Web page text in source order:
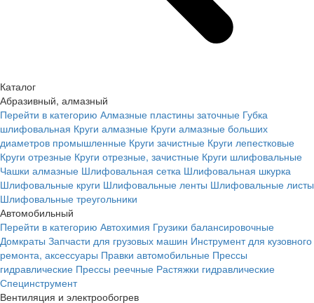
Каталог
Абразивный, алмазный
Перейти в категорию Алмазные пластины заточные Губка
шлифовальная Круги алмазные Круги алмазные больших
диаметров промышленные Круги зачистные Круги лепестковые
Круги отрезные Круги отрезные, зачистные Круги шлифовальные
Чашки алмазные Шлифовальная сетка Шлифовальная шкурка
Шлифовальные круги Шлифовальные ленты Шлифовальные листы
Шлифовальные треугольники
Автомобильный
Перейти в категорию Автохимия Грузики балансировочные
Домкраты Запчасти для грузовых машин Инструмент для кузовного
ремонта, аксессуары Правки автомобильные Прессы
гидравлические Прессы реечные Растяжки гидравлические
Специнструмент
Вентиляция и электрообогрев